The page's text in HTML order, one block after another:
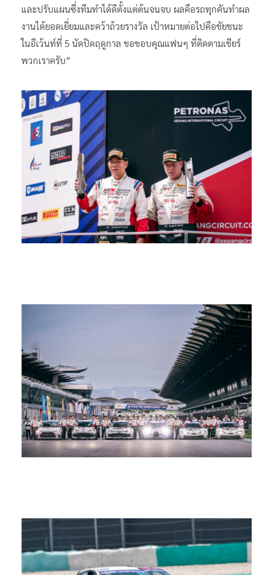
และปรับแผนซึ่งทีมทำได้ดีตั้งแต่ต้นจนจบ ผลคือรถทุกคันทำผล
งานได้ยอดเยี่ยมและคว้าถ้วยรางวัล เป้าหมายต่อไปคือชัยชนะ
ในอีเว้นท์ที่ 5 นัดปิดฤดูกาล ขอขอบคุณแฟนๆ ที่ติดตามเชียร์
พวกเราครับ”